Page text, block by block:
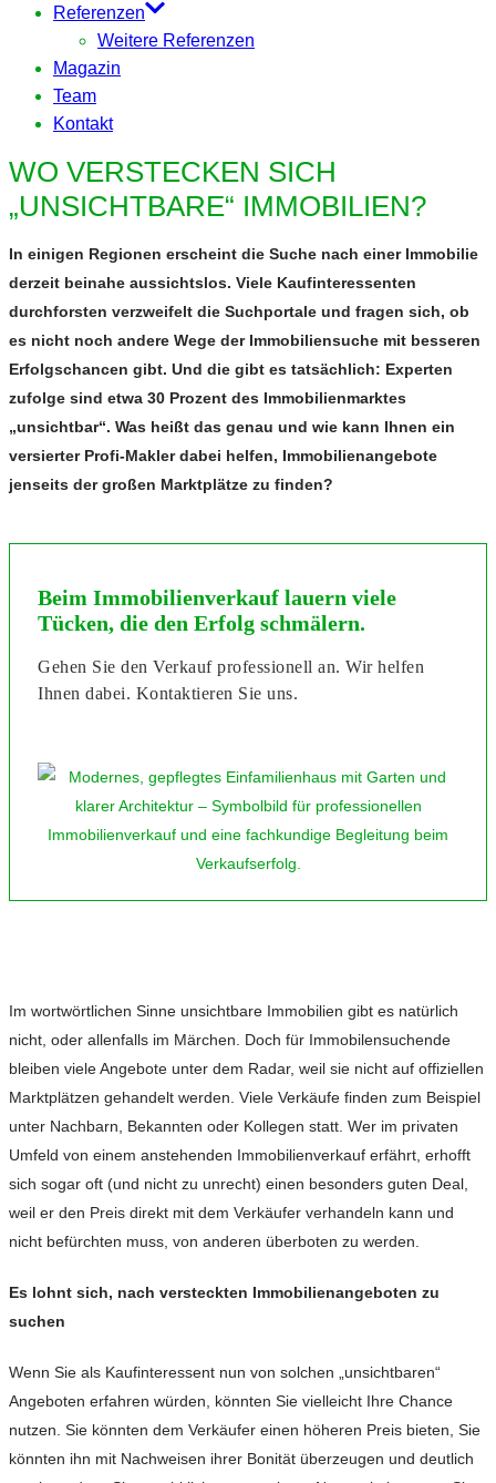
Referenzen
Weitere Referenzen
Magazin
Team
Kontakt
WO VERSTECKEN SICH
„UNSICHTBARE“ IMMOBILIEN?
In einigen Regionen erscheint die Suche nach einer Immobilie
derzeit beinahe aussichtslos. Viele Kaufinteressenten
durchforsten verzweifelt die Suchportale und fragen sich, ob
es nicht noch andere Wege der Immobiliensuche mit besseren
Erfolgschancen gibt. Und die gibt es tatsächlich: Experten
zufolge sind etwa 30 Prozent des Immobilienmarktes
„unsichtbar“. Was heißt das genau und wie kann Ihnen ein
versierter Profi-Makler dabei helfen, Immobilienangebote
jenseits der großen Marktplätze zu finden?
Beim Immobilienverkauf lauern viele
Tücken, die den Erfolg schmälern.
Gehen Sie den Verkauf professionell an. Wir helfen
Ihnen dabei. Kontaktieren Sie uns.
Im wortwörtlichen Sinne unsichtbare Immobilien gibt es natürlich
nicht, oder allenfalls im Märchen. Doch für Immobilensuchende
bleiben viele Angebote unter dem Radar, weil sie nicht auf offiziellen
Marktplätzen gehandelt werden. Viele Verkäufe finden zum Beispiel
unter Nachbarn, Bekannten oder Kollegen statt. Wer im privaten
Umfeld von einem anstehenden Immobilienverkauf erfährt, erhofft
sich sogar oft (und nicht zu unrecht) einen besonders guten Deal,
weil er den Preis direkt mit dem Verkäufer verhandeln kann und
nicht befürchten muss, von anderen überboten zu werden.
Es lohnt sich, nach versteckten Immobilienangeboten zu
suchen
Wenn Sie als Kaufinteressent nun von solchen „unsichtbaren“
Angeboten erfahren würden, könnten Sie vielleicht Ihre Chance
nutzen. Sie könnten dem Verkäufer einen höheren Preis bieten, Sie
könnten ihn mit Nachweisen ihrer Bonität überzeugen und deutlich